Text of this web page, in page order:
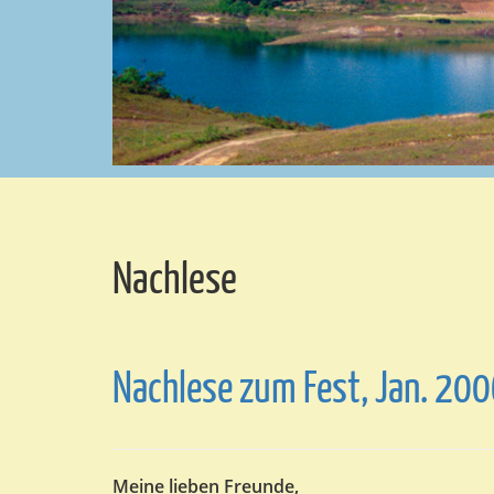
Nachlese
Nachlese zum Fest, Jan.
Meine lieben Freunde,